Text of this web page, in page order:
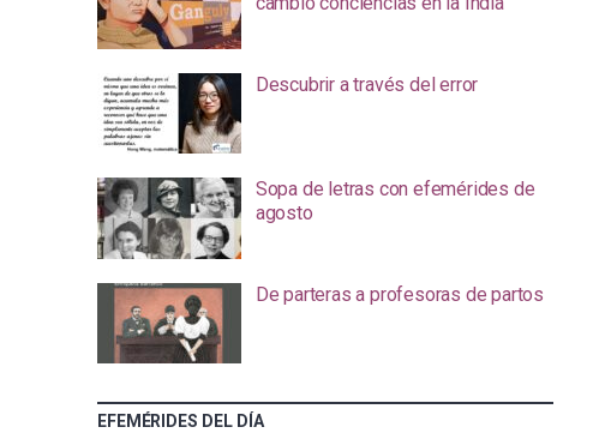
Descubrir a través del error
Sopa de letras con efemérides de
agosto
De parteras a profesoras de partos
EFEMÉRIDES DEL DÍA